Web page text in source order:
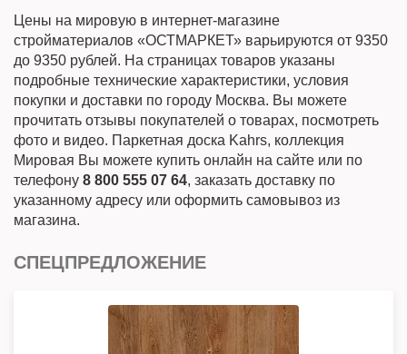
Цены на мировую в интернет-магазине
стройматериалов «ОСТМАРКЕТ» варьируются от 9350
до 9350 рублей. На страницах товаров указаны
подробные технические характеристики, условия
покупки и доставки по городу Москва. Вы можете
прочитать отзывы покупателей о товарах, посмотреть
фото и видео. Паркетная доска Kahrs, коллекция
Мировая Вы можете купить онлайн на сайте или по
телефону 8 800 555 07 64, заказать доставку по
указанному адресу или оформить самовывоз из
магазина.
СПЕЦПРЕДЛОЖЕНИЕ